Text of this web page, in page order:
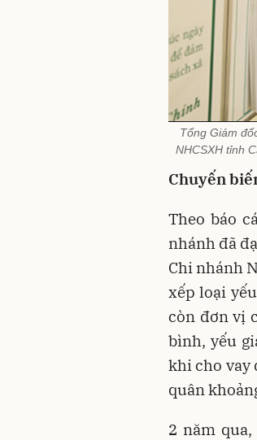
Tổng Giám
NHCSXH tỉnh
Chuyến
Theo báo
nhánh đã
Chi nhánh
xếp loại
còn đơn vị
bình, yếu
khi cho vay
quân
2 năm